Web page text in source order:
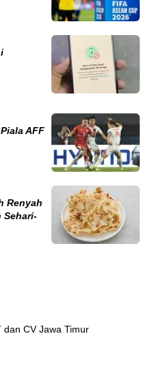
AFF
Renyah
Sehari-
dan CV Jawa Timur